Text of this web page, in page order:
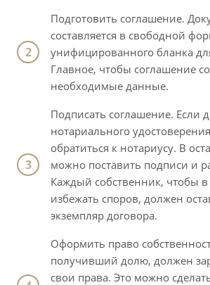
Подготовить соглашение.
составляется в свободной
унифицированного бланка
Главное, чтобы соглашение
необходимые данные.
Подписать соглашение. Если
нотариального
обратиться к нотариусу. В
можно поставить подписи и
Каждый собственник, чтобы
избежать споров, должен
экземпляр договора.
Оформить право
получивший долю, должен
свои права. Это можно